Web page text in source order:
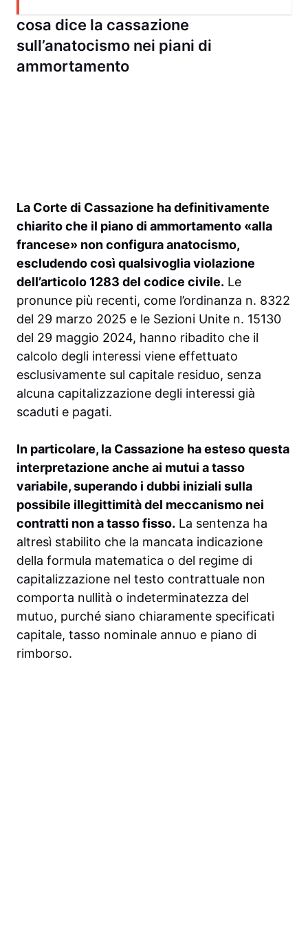
cosa dice la cassazione
sull’anatocismo nei piani di
ammortamento
La Corte di Cassazione ha definitivamente
chiarito che il piano di ammortamento «alla
francese» non configura anatocismo,
escludendo così qualsivoglia violazione
dell’articolo 1283 del codice civile. Le
pronunce più recenti, come l’ordinanza n. 8322
del 29 marzo 2025 e le Sezioni Unite n. 15130
del 29 maggio 2024, hanno ribadito che il
calcolo degli interessi viene effettuato
esclusivamente sul capitale residuo, senza
alcuna capitalizzazione degli interessi già
scaduti e pagati.
In particolare, la Cassazione ha esteso questa
interpretazione anche ai mutui a tasso
variabile, superando i dubbi iniziali sulla
possibile illegittimità del meccanismo nei
contratti non a tasso fisso. La sentenza ha
altresì stabilito che la mancata indicazione
della formula matematica o del regime di
capitalizzazione nel testo contrattuale non
comporta nullità o indeterminatezza del
mutuo, purché siano chiaramente specificati
capitale, tasso nominale annuo e piano di
rimborso.